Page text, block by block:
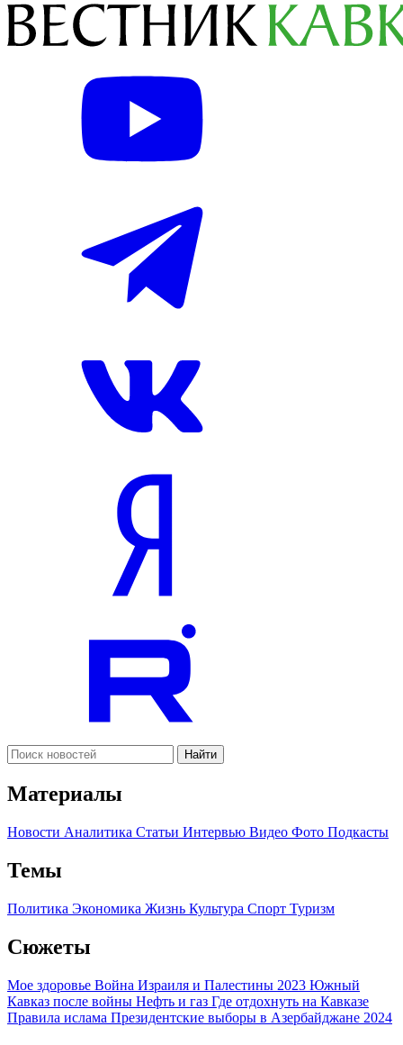
Найти
Материалы
Новости Аналитика Статьи Интервью Видео Фото Подкасты
Темы
Политика Экономика Жизнь Культура Спорт Туризм
Сюжеты
Мое здоровье Война Израиля и Палестины 2023 Южный
Кавказ после войны Нефть и газ Где отдохнуть на Кавказе
Правила ислама Президентские выборы в Азербайджане 2024